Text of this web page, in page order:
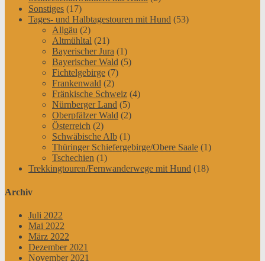
Sonstiges (17)
Tages- und Halbtagestouren mit Hund (53)
Allgäu (2)
Altmühltal (21)
Bayerischer Jura (1)
Bayerischer Wald (5)
Fichtelgebirge (7)
Frankenwald (2)
Fränkische Schweiz (4)
Nürnberger Land (5)
Oberpfälzer Wald (2)
Österreich (2)
Schwäbische Alb (1)
Thüringer Schiefergebirge/Obere Saale (1)
Tschechien (1)
Trekkingtouren/Fernwanderwege mit Hund (18)
Archiv
Juli 2022
Mai 2022
März 2022
Dezember 2021
November 2021